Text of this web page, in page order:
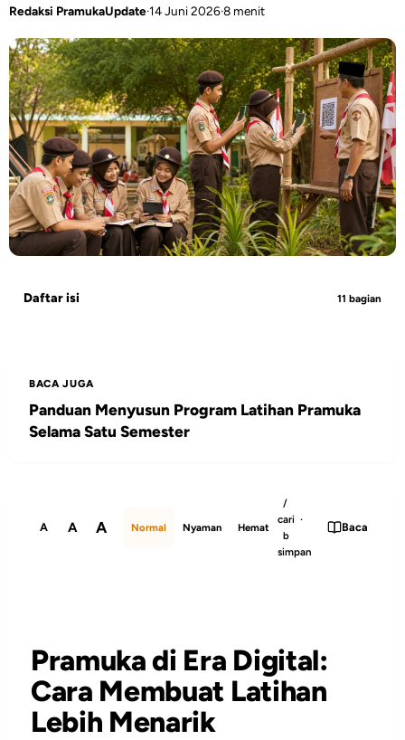
Redaksi PramukaUpdate·14 Juni 2026·8 menit
Daftar isi 11 bagian
BACA JUGA
Panduan Menyusun Program Latihan Pramuka
Selama Satu Semester
A A A Normal Nyaman Hemat
/
cari ·
b
simpan
Baca
Pramuka di Era Digital:
Cara Membuat Latihan
Lebih Menarik